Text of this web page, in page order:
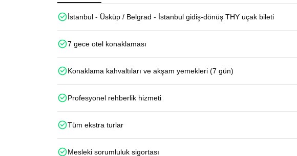
İstanbul - Üsküp / Belgrad - İstanbul gidiş-dönüş THY uçak bileti
7 gece otel konaklaması
Konaklama kahvaltıları ve akşam yemekleri (7 gün)
Profesyonel rehberlik hizmeti
Tüm ekstra turlar
Mesleki sorumluluk sigortası